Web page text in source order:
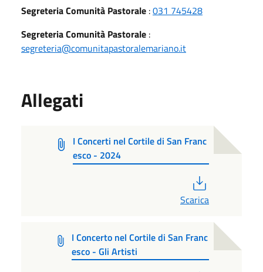
Segreteria Comunità Pastorale :031 745428
Segreteria Comunità Pastorale :
segreteria@comunitapastoralemariano.it
Allegati
I Concerti nel Cortile di San Franc
esco - 2024
Scarica
I Concerto nel Cortile di San Franc
esco - Gli Artisti